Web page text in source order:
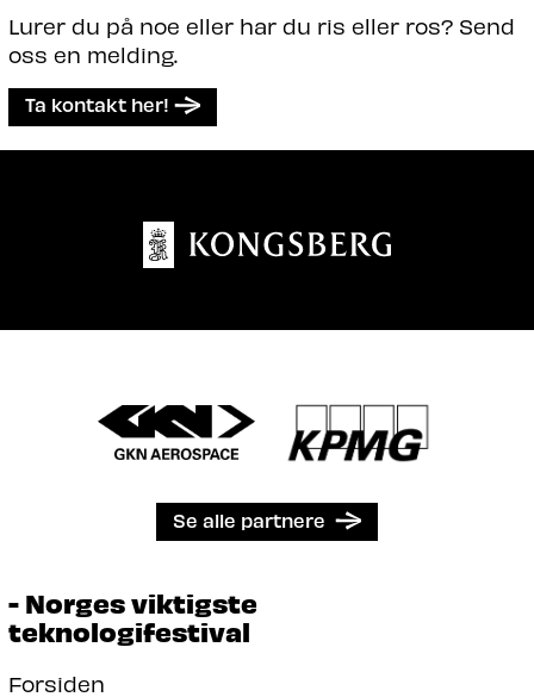
Lurer du på noe eller har du ris eller ros? Send
oss en melding.
Ta kontakt her!
Se alle partnere
- Norges viktigste
teknologifestival
Forsiden